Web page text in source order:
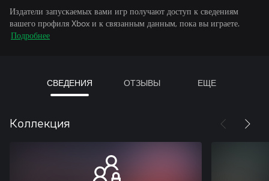
Издатели запускаемых вами игр получают доступ к сведениям
вашего профиля Xbox и к связанным данным, пока вы играете.
Подробнее
СВЕДЕНИЯ ОТЗЫВЫ ЕЩЕ
Коллекция